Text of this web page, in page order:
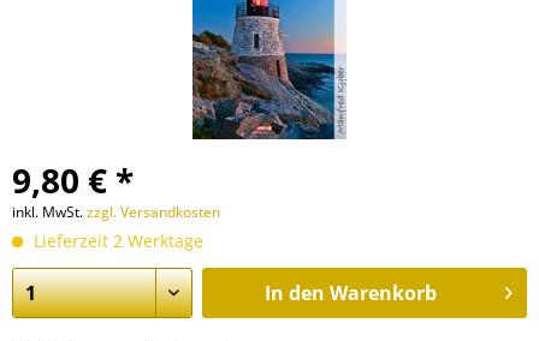
9,80 € *
inkl. MwSt.zzgl. Versandkosten
Lieferzeit 2 Werktage
In den Warenkorb